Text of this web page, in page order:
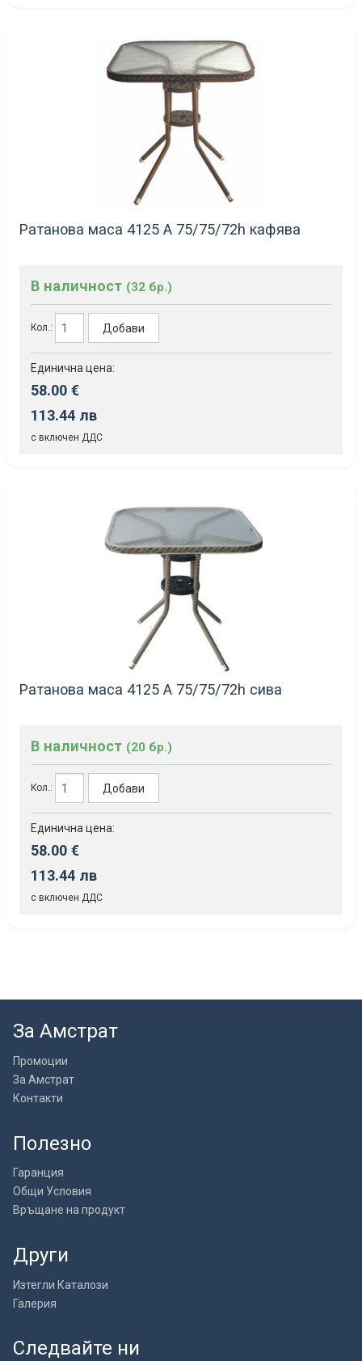
Ратанова маса 4125 А 75/75/72h кафява
В наличност (32 бр.)
Кол.: Добави
Единична цена:
58.00 €
113.44 лв
с включен ДДС
Ратанова маса 4125 А 75/75/72h сива
В наличност (20 бр.)
Кол.: Добави
Единична цена:
58.00 €
113.44 лв
с включен ДДС
За Амстрат
Промоции
За Амстрат
Контакти
Полезно
Гаранция
Общи Условия
Връщане на продукт
Други
Изтегли Каталози
Галерия
Следвайте ни